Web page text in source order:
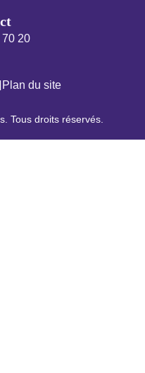
20
|Plan du site
Tous droits réservés.